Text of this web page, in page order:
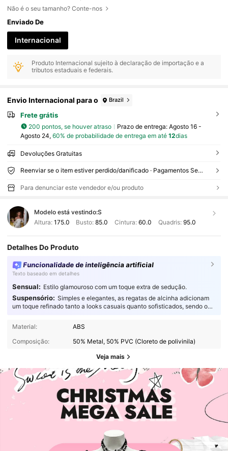
Não é o seu tamanho? Conte-nos
Enviado De
Internacional
Produto Internacional sujeito à declaração de importação e a
tributos estaduais e federais.
Envio Internacional para o Brazil
Frete grátis
200 pontos, se houver atraso Prazo de entrega: Agosto 16 -
Agosto 24, 60% de probabilidade de entrega em até 12dias
Devoluções Gratuitas
Reenviar se o item estiver perdido/danificado · Pagamentos Seguros · Proteção de privacidade
Para denunciar este vendedor e/ou produto
Modelo está vestindo:S
Altura: 175.0 Busto:85.0 Cintura: 60.0 Quadris: 95.0
Detalhes Do Produto
Funcionalidade de inteligência artificial
Texto baseado em detalhes
Sensual: Estilo glamouroso com um toque extra de sedução.
Suspensório: Simples e elegantes, as regatas de alcinha adicionam
um toque refinado tanto a looks casuais quanto sofisticados, sendo o
Material:
ABS
Composição:
50% Metal, 50% PVC (Cloreto de polivinila)
Veja mais